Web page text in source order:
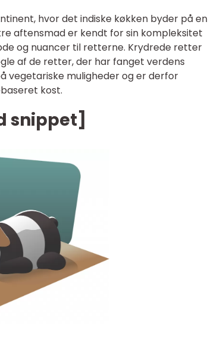
hvor det indiske køkken byder på en
aftensmad er kendt for sin kompleksitet
og nuancer til retterne. Krydrede retter
af de retter, der har fanget verdens
vegetariske muligheder og er derfor
kost.
snippet]